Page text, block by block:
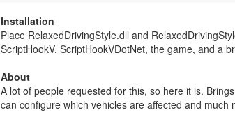
Installation
Place RelaxedDrivingStyle.dll and
ScriptHookV, ScriptHookVDotNet, the game, and a
About
A lot of people requested for this, so here it is.
can configure which vehicles are affected and much